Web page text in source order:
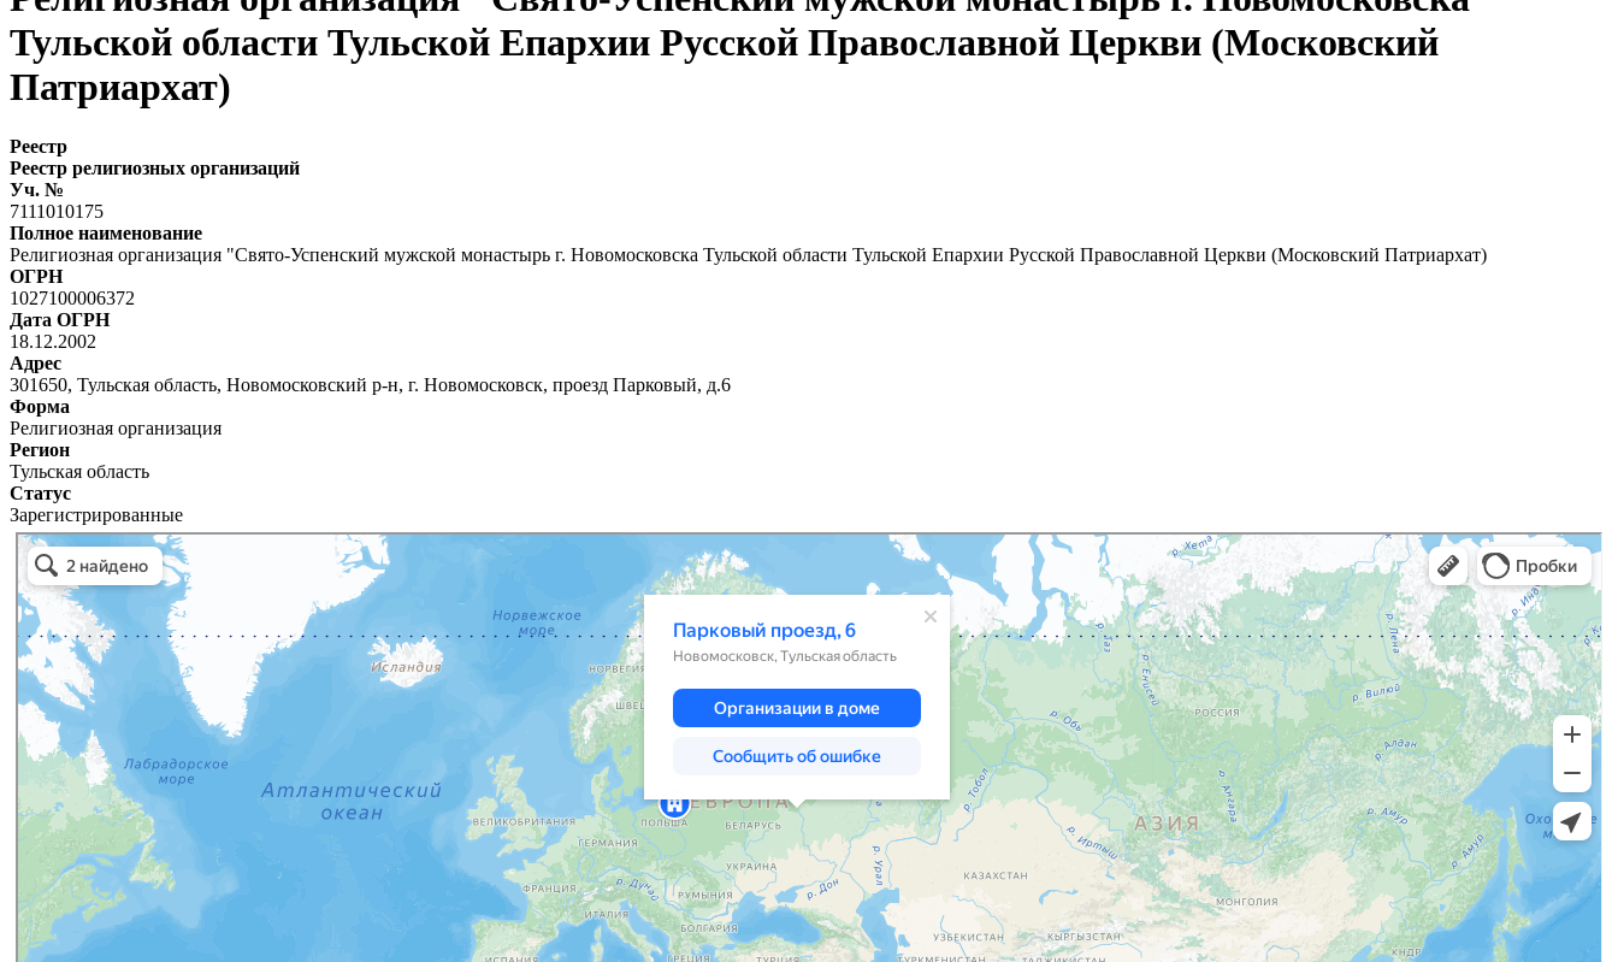
Тульской области Тульской Епархии Русской Православной Церкви (Московский
Патриархат)
Реестр
Реестр религиозных организаций
Уч. №
7111010175
Полное наименование
Религиозная организация "Свято-Успенский мужской монастырь г. Новомосковска Тульской области Тульской Епархии Русской Православной Церкви (Московский Патриархат)
ОГРН
1027100006372
Дата ОГРН
18.12.2002
Адрес
301650, Тульская область, Новомосковский р-н, г. Новомосковск, проезд Парковый, д.6
Форма
Религиозная организация
Регион
Тульская область
Статус
Зарегистрированные